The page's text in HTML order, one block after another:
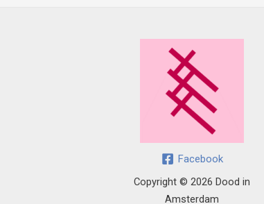
Facebook
Copyright © 2026 Dood in
Amsterdam